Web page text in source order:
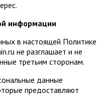
информации
в настоящей Политике
не разглашает и не
третьим сторонам.
данные
предоставляют